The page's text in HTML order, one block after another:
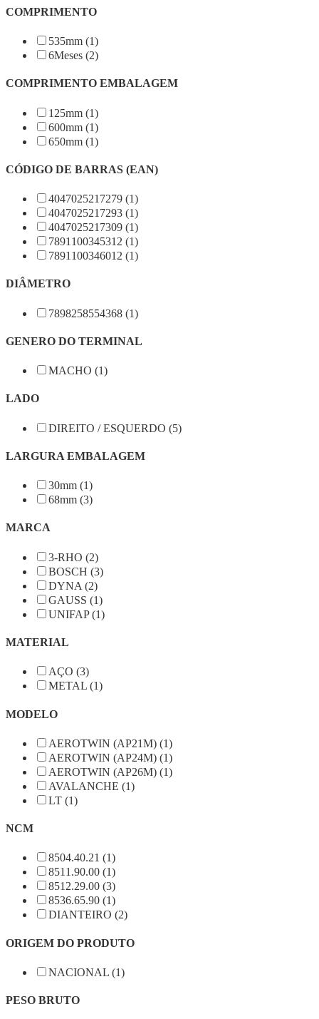
COMPRIMENTO
535mm (1)
6Meses (2)
COMPRIMENTO EMBALAGEM
125mm (1)
600mm (1)
650mm (1)
CÓDIGO DE BARRAS (EAN)
4047025217279 (1)
4047025217293 (1)
4047025217309 (1)
7891100345312 (1)
7891100346012 (1)
DIÂMETRO
7898258554368 (1)
GENERO DO TERMINAL
MACHO (1)
LADO
DIREITO / ESQUERDO (5)
LARGURA EMBALAGEM
30mm (1)
68mm (3)
MARCA
3-RHO (2)
BOSCH (3)
DYNA (2)
GAUSS (1)
UNIFAP (1)
MATERIAL
AÇO (3)
METAL (1)
MODELO
AEROTWIN (AP21M) (1)
AEROTWIN (AP24M) (1)
AEROTWIN (AP26M) (1)
AVALANCHE (1)
LT (1)
NCM
8504.40.21 (1)
8511.90.00 (1)
8512.29.00 (3)
8536.65.90 (1)
DIANTEIRO (2)
ORIGEM DO PRODUTO
NACIONAL (1)
PESO BRUTO